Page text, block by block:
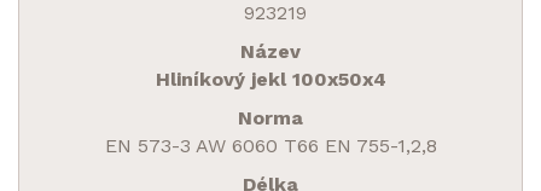
923219
Hliníkový jekl 100x50x4
EN 573-3 AW 6060 T66 EN 755-1,2,8